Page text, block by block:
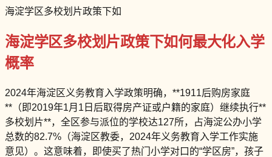
海淀学区多校划片政策下如
海淀学区多校划片政策下如何最大化入学
概率
2024年海淀区义务教育入学政策明确，**1911后购房家庭
**（即2019年1月1日后取得房产证或户籍的家庭）继续执行**
多校划片**，全区参与派位的学校达127所，占海淀公办小学
总数的82.7%（海淀区教委，2024年义务教育入学工作实施
意见）。这意味着，即使买了热门小学对口的“学区房”，孩子